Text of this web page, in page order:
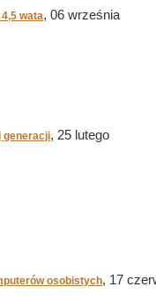
wata, 06 września
generacji, 25 lutego
osobistych, 17